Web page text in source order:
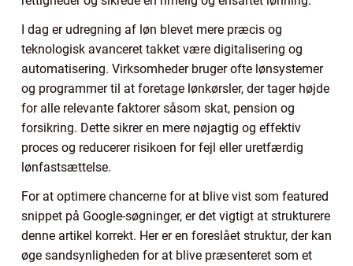
I dag er udregning af løn blevet mere præcis og
teknologisk avanceret takket være digitalisering og
automatisering. Virksomheder bruger ofte lønsystemer
og programmer til at foretage lønkørsler, der tager højde
for alle relevante faktorer såsom skat, pension og
forsikring. Dette sikrer en mere nøjagtig og effektiv
proces og reducerer risikoen for fejl eller uretfærdig
lønfastsættelse.
For at optimere chancerne for at blive vist som featured
snippet på Google-søgninger, er det vigtigt at strukturere
denne artikel korrekt. Her er en foreslået struktur, der kan
øge sandsynligheden for at blive præsenteret som et